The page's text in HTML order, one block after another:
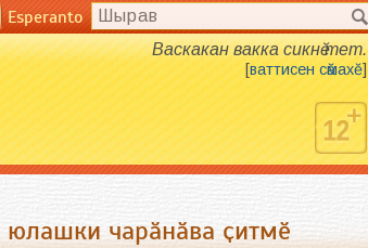
Esperanto
Васкакан вакка сикнӗ тет.
[ваттисен сӑмахӗ]
чарӑнӑва ҫитмӗ